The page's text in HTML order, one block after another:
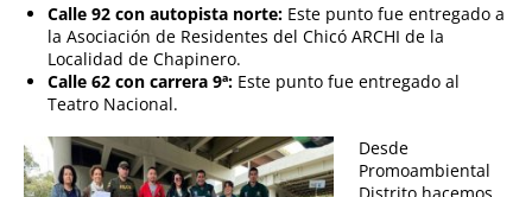
Calle 92 con autopista norte: Este punto fue entregado a
la Asociación de Residentes del Chicó ARCHI de la
Localidad de Chapinero.
Calle 62 con carrera 9ª: Este punto fue entregado al
Teatro Nacional.
Desde
Promoambiental
Distrito hacemos